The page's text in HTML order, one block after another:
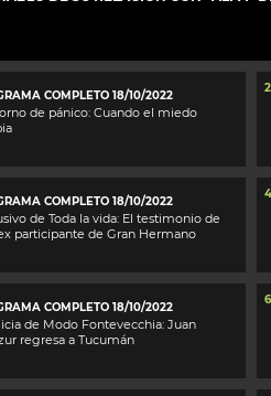
COMPLETO 18/10/2022
de pánico: Cuando el miedo
COMPLETO 18/10/2022
de Toda la vida: El testimonio de
participante de Gran Hermano
COMPLETO 18/10/2022
de Modo Fontevecchia: Juan
regresa a Tucumán